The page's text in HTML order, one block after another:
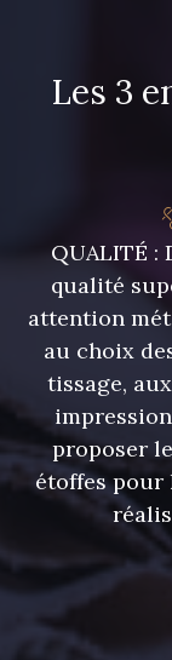
27 - Rouge
30 - Bleu
16 -
31 - Vert
Les 3
QUALITÉ :
qualité
attention
au choix
tissage,
proposer
étoffes pour